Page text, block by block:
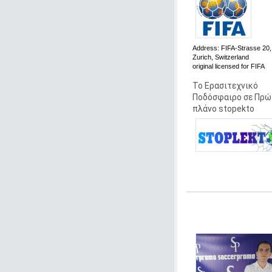
Address: FIFA-Strasse 20,
Zurich, Switzerland
original licensed for FIFA
Το Ερασιτεχνικό
Ποδόσφαιρο σε
πλάνο stopekto